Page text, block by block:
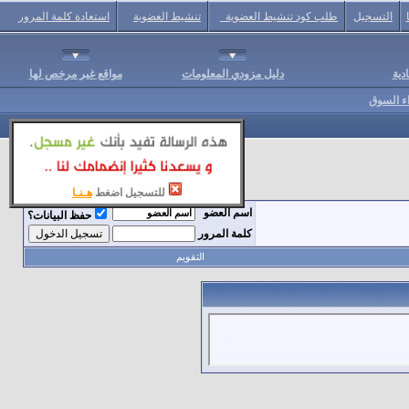
للتسجيل اضغط هـنـا
التسجيل طلب كود تنشيط العضوية تنشيط العضوية استعادة كلمة المرور
دليل مزودي المعلومات مواقع غير مرخص لها
السوق
اسم العضو
حفظ البيانات؟
كلمة المرور
التقويم